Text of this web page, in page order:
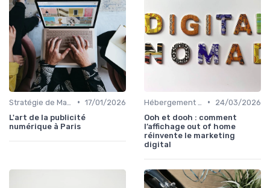
• 17/01/2026
L'art de la publicité
numérique à Paris
•
24/03/2026
Ooh et dooh : comment
l’affichage out of home
réinvente le marketing
digital